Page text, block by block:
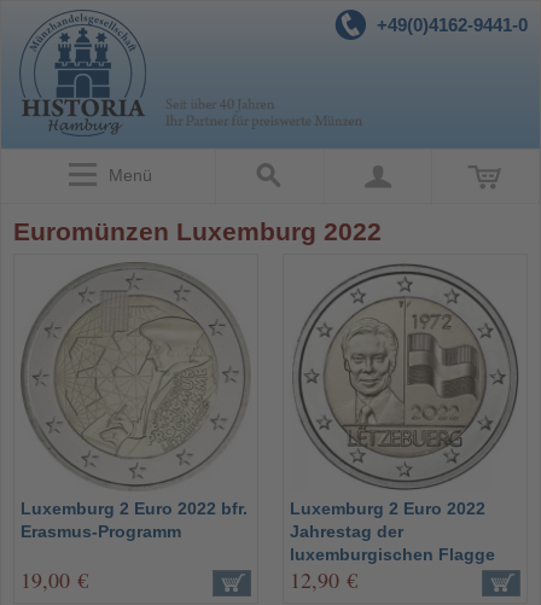
+49(0)4162-9441-0
Menü
Euromünzen Luxemburg 2022
Luxemburg 2 Euro 2022 bfr.
Erasmus-Programm
19,00 €
Luxemburg 2 Euro 2022
Jahrestag der
luxemburgischen Flagge
12,90 €